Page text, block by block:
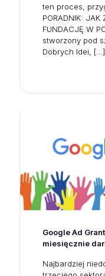
ten proces,
PORADNIK: JAK
FUNDACJĘ W
stworzony pod
Dobrych Idei,
[…]
Google Ad
miesięcznie
Najbardziej